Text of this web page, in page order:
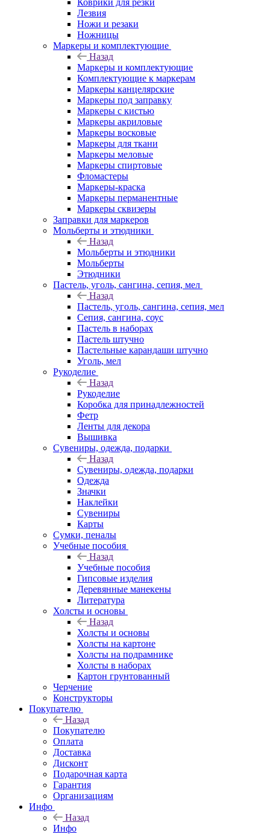
Коврики для резки
Лезвия
Ножи и резаки
Ножницы
Маркеры и комплектующие
Назад
Маркеры и комплектующие
Комплектующие к маркерам
Маркеры канцелярские
Маркеры под заправку
Маркеры с кистью
Маркеры акриловые
Маркеры восковые
Маркеры для ткани
Маркеры меловые
Маркеры спиртовые
Фломастеры
Маркеры-краска
Маркеры перманентные
Маркеры сквизеры
Заправки для маркеров
Мольберты и этюдники
Назад
Мольберты и этюдники
Мольберты
Этюдники
Пастель, уголь, сангина, сепия, мел
Назад
Пастель, уголь, сангина, сепия, мел
Сепия, сангина, соус
Пастель в наборах
Пастель штучно
Пастельные карандаши штучно
Уголь, мел
Рукоделие
Назад
Рукоделие
Коробка для принадлежностей
Фетр
Ленты для декора
Вышивка
Сувениры, одежда, подарки
Назад
Сувениры, одежда, подарки
Одежда
Значки
Наклейки
Сувениры
Карты
Сумки, пеналы
Учебные пособия
Назад
Учебные пособия
Гипсовые изделия
Деревянные манекены
Литература
Холсты и основы
Назад
Холсты и основы
Холсты на картоне
Холсты на подрамнике
Холсты в наборах
Картон грунтованный
Черчение
Конструкторы
Покупателю
Назад
Покупателю
Оплата
Доставка
Дисконт
Подарочная карта
Гарантия
Организациям
Инфо
Назад
Инфо